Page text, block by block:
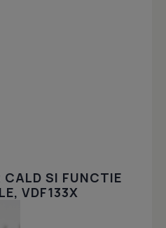
CALD SI FUNCTIE
VDF133X